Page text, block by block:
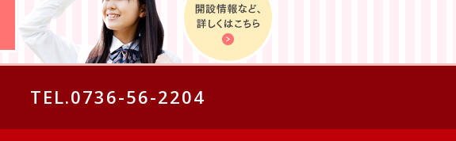
TEL.0736-56-2204